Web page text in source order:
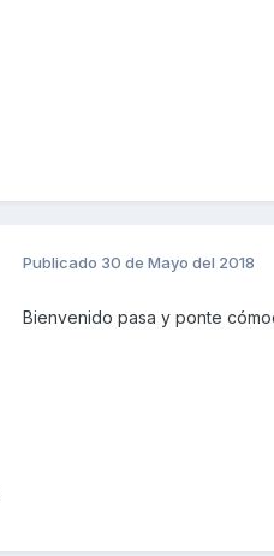
Publicado 30 de Mayo del 2018
Bienvenido pasa y ponte